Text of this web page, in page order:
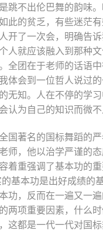
跳不出伦巴舞的韵味
此的贫乏，有些迷茫
开了一次会，明确告
人就应该融入到那种
全团在于老师的话语
体会到一位哲人说过
无知。人在不停的学
认为自己的知识而微
国著名的国标舞蹈的
师，他以治学严谨的
着重强调了基本功的
基本功是出好成绩的
功，反而在一遍又一
两项重要因素，什么
这都是一代一代对国